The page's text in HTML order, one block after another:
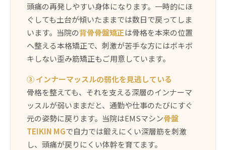
頭痛の再発しやすい身体になります。一時的にほ
ぐしても土台が傾いたままでは数日で戻ってしま
います。当院の背骨骨盤矯正は骨格を本来の位置
へ整える本格矯正で、刺激が苦手な方にはボキボ
キしない歪み筋矯正もご用意しています。
③ インナーマッスルの弱化を見逃している
骨格を整えても、それを支える深層のインナーマ
ッスルが弱いままだと、通勤や仕事のたびにすぐ
元の姿勢に戻ります。当院はEMSマシン骨盤
TEIKIN MGで自力では鍛えにくい深層筋を刺激
し、頭痛が戻りにくい体幹を育てます。